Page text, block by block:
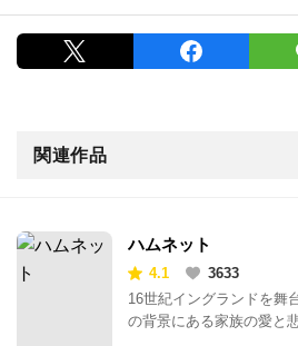
関連作品
ハムネット
4.1
3633
16世紀イングランドを舞
の背景にある家族の愛と